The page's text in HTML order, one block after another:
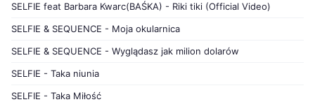
SELFIE feat Barbara Kwarc(BAŚKA) - Riki tiki (Official Video)
SELFIE & SEQUENCE - Moja okularnica
SELFIE & SEQUENCE - Wyglądasz jak milion dolarów
SELFIE - Taka niunia
SELFIE - Taka Miłość